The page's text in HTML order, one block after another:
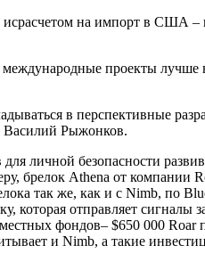
исрасчетом на импорт в
международные проекты
в перспективные
Василий Рыжонков.
личной безопасности
брелок Athena от
так же, как и с Nimb, по
отправляет сигналы
фондов– $650 000
и Nimb, а такие